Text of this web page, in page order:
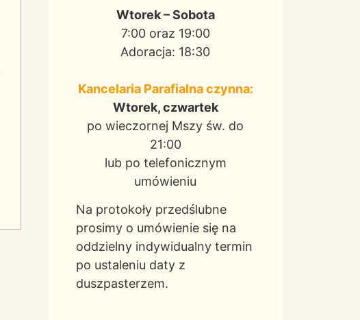
Wtorek – Sobota
7:00 oraz 19:00
Adoracja: 18:30
Kancelaria Parafialna czynna:
Wtorek, czwartek
po wieczornej Mszy św. do
21:00
lub po telefonicznym
umówieniu
Na protokoły przedślubne
prosimy o umówienie się na
oddzielny indywidualny termin
po ustaleniu daty z
duszpasterzem.